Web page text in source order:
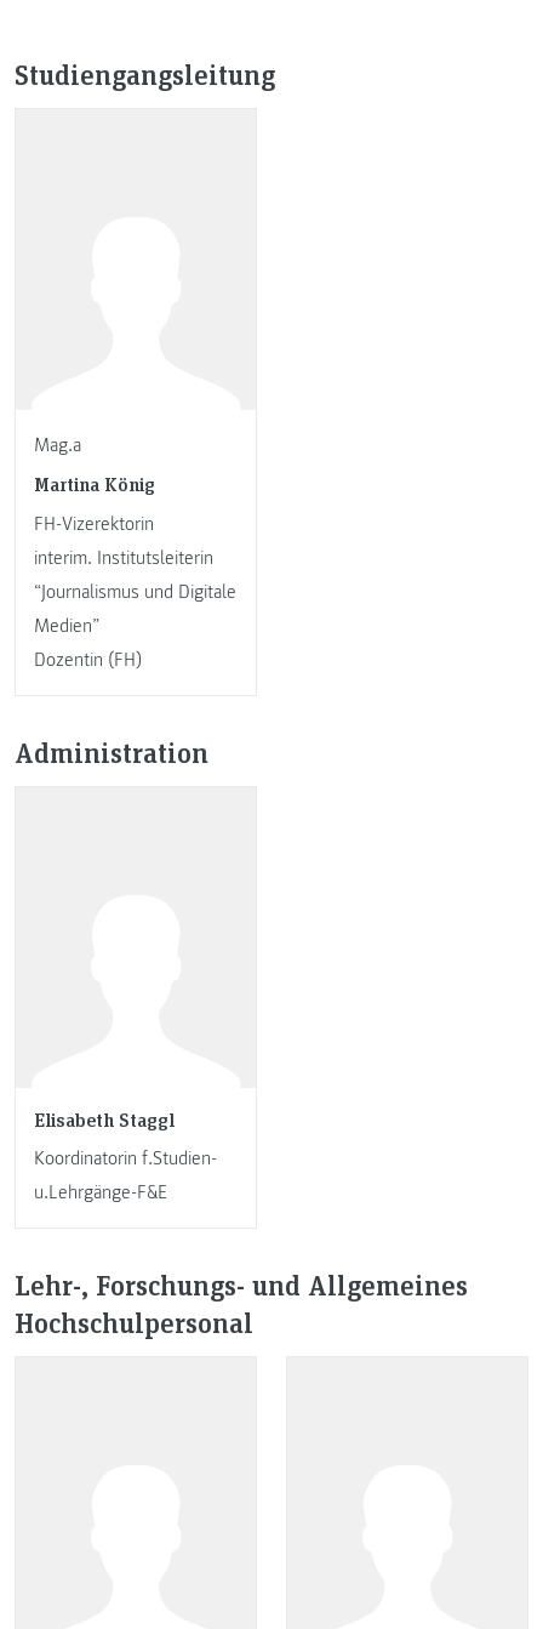
Studiengangsleitung
Mag.a
Martina König
FH-Vizerektorin
interim. Institutsleiterin
“Journalismus und Digitale
Medien”
Dozentin (FH)
Administration
Elisabeth Staggl
Koordinatorin f.Studien-
u.Lehrgänge-F&E
Lehr-, Forschungs- und Allgemeines
Hochschulpersonal